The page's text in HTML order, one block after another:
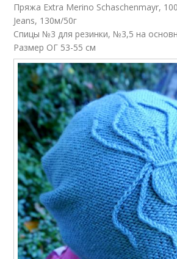
Пряжа Extra Merino Schaschenmayr,
Jeans, 130м/50г
Спицы №3 для резинки, №3,5 на
Размер ОГ 53-55 см